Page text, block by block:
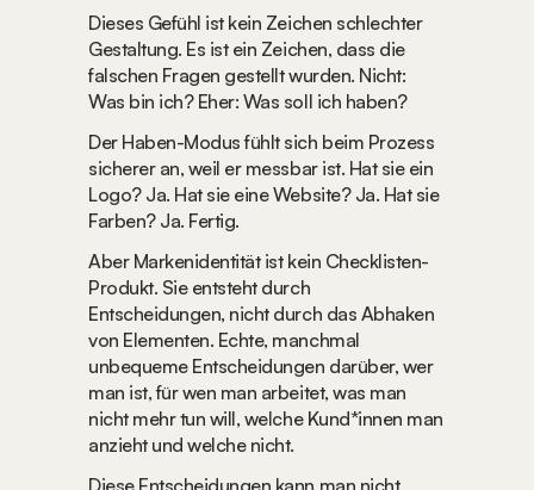
Dieses Gefühl ist kein Zeichen schlechter
Gestaltung. Es ist ein Zeichen, dass die
Was bin ich? Eher: Was soll ich haben?
Der Haben-Modus fühlt sich beim Prozess
sicherer an, weil er messbar ist. Hat sie ein
Logo? Ja. Hat sie eine Website? Ja. Hat sie
Farben? Ja. Fertig.
Aber Markenidentität ist kein Checklisten-
Produkt. Sie entsteht durch
Entscheidungen, nicht durch das Abhaken
von Elementen. Echte, manchmal
unbequeme Entscheidungen darüber, wer
man ist, für wen man arbeitet, was man
nicht mehr tun will, welche Kund*innen man
anzieht und welche nicht.
Diese Entscheidungen kann man nicht